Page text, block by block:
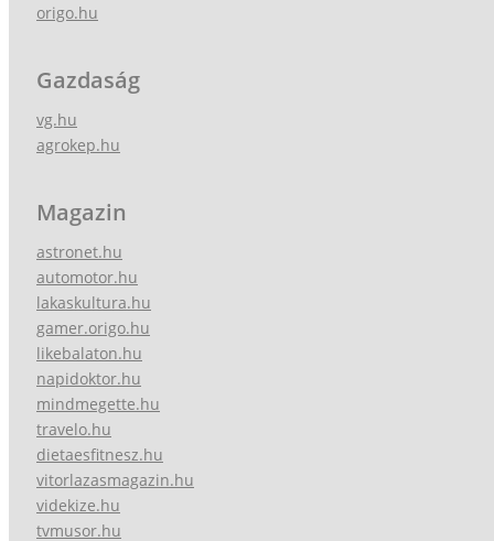
origo.hu
Gazdaság
vg.hu
agrokep.hu
Magazin
astronet.hu
automotor.hu
lakaskultura.hu
gamer.origo.hu
likebalaton.hu
napidoktor.hu
mindmegette.hu
travelo.hu
dietaesfitnesz.hu
vitorlazasmagazin.hu
videkize.hu
tvmusor.hu